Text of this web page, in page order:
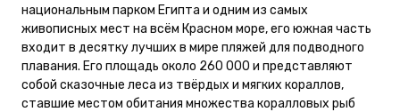
национальным парком Египта и одним из самых
живописных мест на всём Красном море, его южная часть
входит в десятку лучших в мире пляжей для подводного
плавания. Его площадь около 260 000 и представляют
собой сказочные леса из твёрдых и мягких кораллов,
ставшие местом обитания множества коралловых рыб